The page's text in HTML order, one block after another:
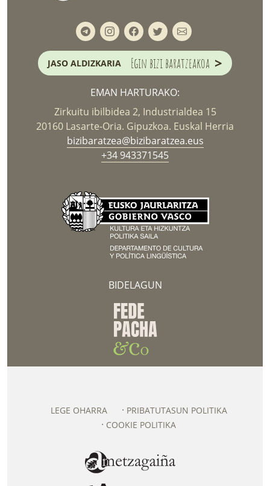
JASO ALDIZKARIA Egin bizi baratzeakoa >
EMAN HARTURAKO:
Zirkuitu ibilbidea 2, Industrialdea 15
20160 Lasarte-Oria. Gipuzkoa. Euskal Herria
bizibaratzea@bizibaratzea.eus
+34 943371545
BIDELAGUN
LEGE OHARRA
PRIBATUTASUN POLITIKA
COOKIE POLITIKA